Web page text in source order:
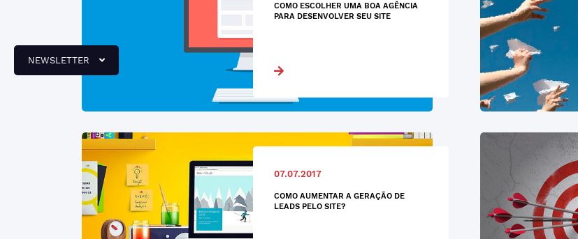
NEWSLETTER
COMO ESCOLHER UMA BOA AGÊNCIA
PARA DESENVOLVER SEU SITE
07.07.2017
COMO AUMENTAR A GERAÇÃO DE
LEADS PELO SITE?